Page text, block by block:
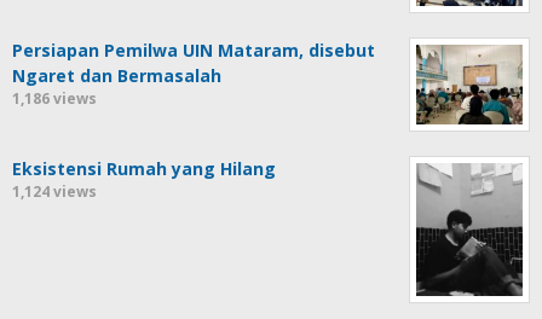
Persiapan Pemilwa UIN Mataram, disebut
Ngaret dan Bermasalah
1,186 views
Eksistensi Rumah yang Hilang
1,124 views